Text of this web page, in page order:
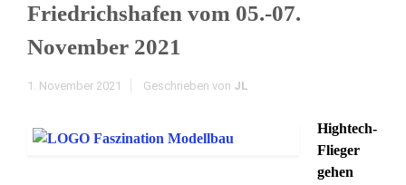
Friedrichshafen vom 05.-07.
November 2021
1. November 2021 Geschrieben von JL
Hightech-
Flieger
gehen